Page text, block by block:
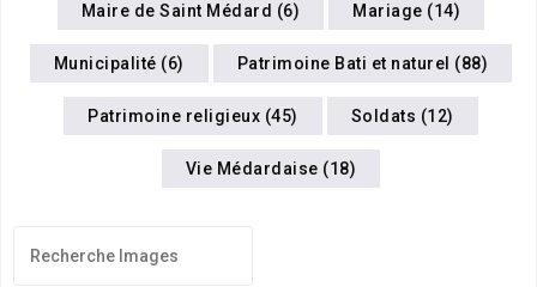
Maire de Saint Médard (6) Mariage (14)
Municipalité (6) Patrimoine Bati et naturel (88)
Patrimoine religieux (45) Soldats (12)
Vie Médardaise (18)